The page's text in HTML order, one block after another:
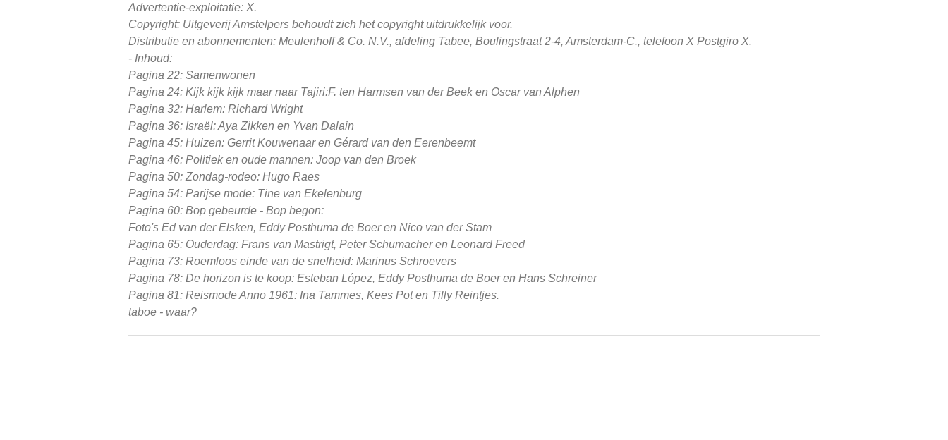
Advertentie-exploitatie: X.
Copyright: Uitgeverij Amstelpers behoudt zich het copyright uitdrukkelijk voor.
Distributie en abonnementen: Meulenhoff & Co. N.V., afdeling Tabee, Boulingstraat 2-4, Amsterdam-C., telefoon X Postgiro X.
- Inhoud:
Pagina 22: Samenwonen
Pagina 24: Kijk kijk kijk maar naar Tajiri:F. ten Harmsen van der Beek en Oscar van Alphen
Pagina 32: Harlem: Richard Wright
Pagina 36: Israël: Aya Zikken en Yvan Dalain
Pagina 45: Huizen: Gerrit Kouwenaar en Gérard van den Eerenbeemt
Pagina 46: Politiek en oude mannen: Joop van den Broek
Pagina 50: Zondag-rodeo: Hugo Raes
Pagina 54: Parijse mode: Tine van Ekelenburg
Pagina 60: Bop gebeurde - Bop begon:
Foto's Ed van der Elsken, Eddy Posthuma de Boer en Nico van der Stam
Pagina 65: Ouderdag: Frans van Mastrigt, Peter Schumacher en Leonard Freed
Pagina 73: Roemloos einde van de snelheid: Marinus Schroevers
Pagina 78: De horizon is te koop: Esteban López, Eddy Posthuma de Boer en Hans Schreiner
Pagina 81: Reismode Anno 1961: Ina Tammes, Kees Pot en Tilly Reintjes.
taboe - waar?